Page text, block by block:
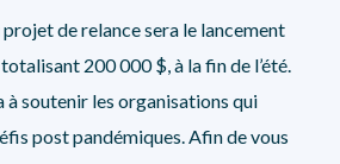
de relance sera le lancement
200 000 $, à la fin de l’été.
à soutenir les organisations qui
post pandémiques. Afin de vous